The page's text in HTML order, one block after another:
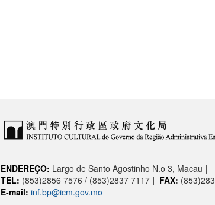
ENDEREÇO: Largo de Santo Agostinho N.o 3, Macau |
TEL: (853)2856 7576 / (853)2837 7117 | FAX:
E-mail: inf.bp@icm.gov.mo